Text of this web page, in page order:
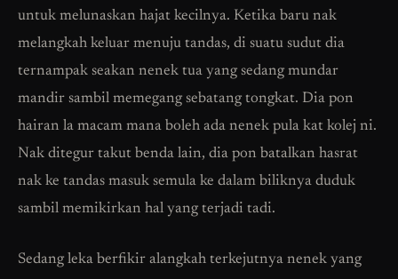
untuk melunaskan hajat kecilnya. Ketika baru nak
melangkah keluar menuju tandas, di suatu sudut dia
ternampak seakan nenek tua yang sedang mundar
mandir sambil memegang sebatang tongkat. Dia pon
hairan la macam mana boleh ada nenek pula kat kolej ni.
Nak ditegur takut benda lain, dia pon batalkan hasrat
nak ke tandas masuk semula ke dalam biliknya duduk
sambil memikirkan hal yang terjadi tadi.
Sedang leka berfikir alangkah terkejutnya nenek yang